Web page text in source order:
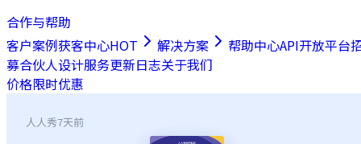
合作与帮助
客户案例获客中心HOT 解决方案 帮助中心API开放平台
募合伙人设计服务更新日志关于我们
价格限时优惠
人人秀7天前